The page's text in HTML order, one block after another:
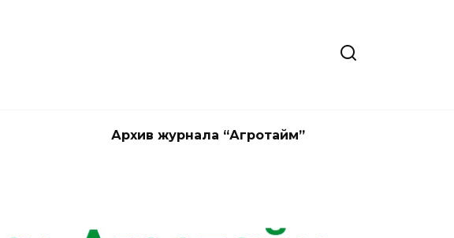
Архив журнала “Агротайм”